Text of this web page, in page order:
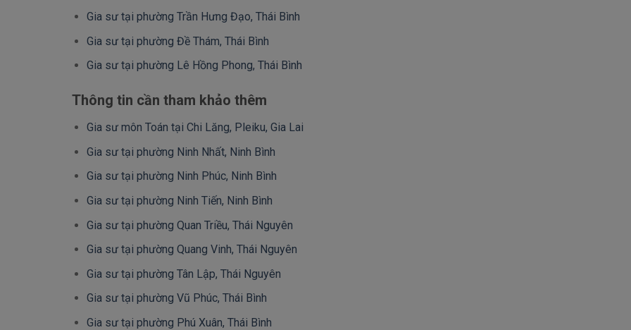
Gia sư tại phường Trần Hưng Đạo, Thái Bình
Gia sư tại phường Đề Thám, Thái Bình
Gia sư tại phường Lê Hồng Phong, Thái Bình
Thông tin cần tham khảo thêm
Gia sư môn Toán tại Chi Lăng, Pleiku, Gia Lai
Gia sư tại phường Ninh Nhất, Ninh Bình
Gia sư tại phường Ninh Phúc, Ninh Bình
Gia sư tại phường Ninh Tiến, Ninh Bình
Gia sư tại phường Quan Triều, Thái Nguyên
Gia sư tại phường Quang Vinh, Thái Nguyên
Gia sư tại phường Tân Lập, Thái Nguyên
Gia sư tại phường Vũ Phúc, Thái Bình
Gia sư tại phường Phú Xuân, Thái Bình